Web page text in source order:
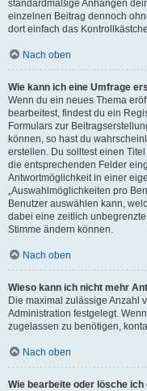
standardmäßige Anhängen
einzelnen Beitrag dennoch
dort einfach das
Nach oben
Wie kann ich eine Umfrage
Wenn du ein neues Thema
bearbeitest, findest du ein
Formulars zur
können, so hast du
erstellen. Du solltest einen
die entsprechenden Felder
Antwortmöglichkeit in einer
„Auswahlmöglichkeiten pro
Benutzer auswählen kann,
dabei eine zeitlich
Stimme ändern können.
Nach oben
Wieso kann ich nicht mehr
Die maximal zulässige Anzahl
Administration festgelegt.
zugelassen zu benötigen,
Nach oben
Wie bearbeite oder lösche ich